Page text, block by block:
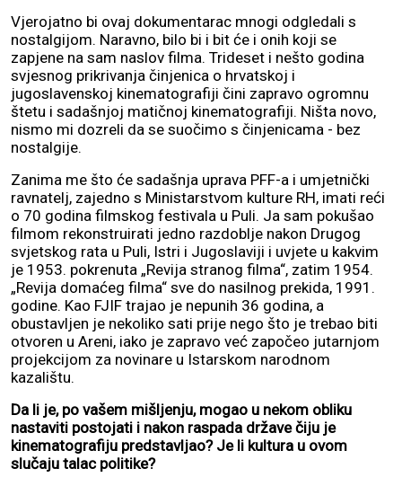
Vjerojatno bi ovaj dokumentarac mnogi odgledali s
nostalgijom. Naravno, bilo bi i bit će i onih koji se
zapjene na sam naslov filma. Trideset i nešto godina
svjesnog prikrivanja činjenica o hrvatskoj i
jugoslavenskoj kinematografiji čini zapravo ogromnu
štetu i sadašnjoj matičnoj kinematografiji. Ništa novo,
nismo mi dozreli da se suočimo s činjenicama - bez
nostalgije.
Zanima me što će sadašnja uprava PFF-a i umjetnički
ravnatelj, zajedno s Ministarstvom kulture RH, imati reći
o 70 godina filmskog festivala u Puli. Ja sam pokušao
filmom rekonstruirati jedno razdoblje nakon Drugog
svjetskog rata u Puli, Istri i Jugoslaviji i uvjete u kakvim
je 1953. pokrenuta „Revija stranog filma“, zatim 1954.
„Revija domaćeg filma“ sve do nasilnog prekida, 1991.
godine. Kao FJIF trajao je nepunih 36 godina, a
obustavljen je nekoliko sati prije nego što je trebao biti
otvoren u Areni, iako je zapravo već započeo jutarnjom
projekcijom za novinare u Istarskom narodnom
kazalištu.
Da li je, po vašem mišljenju, mogao u nekom obliku
nastaviti postojati i nakon raspada države čiju je
kinematografiju predstavljao? Je li kultura u ovom
slučaju talac politike?